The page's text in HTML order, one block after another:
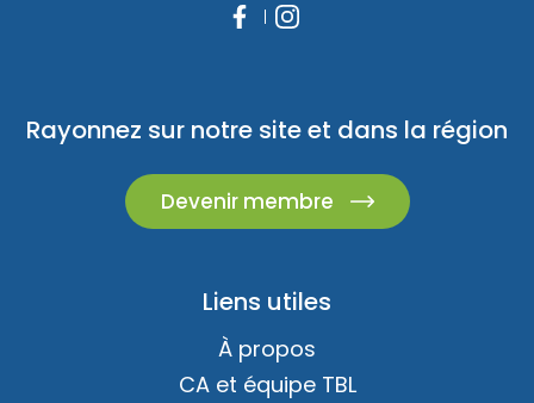
Rayonnez sur notre site et dans la région
Devenir membre
Liens utiles
À propos
CA et équipe TBL